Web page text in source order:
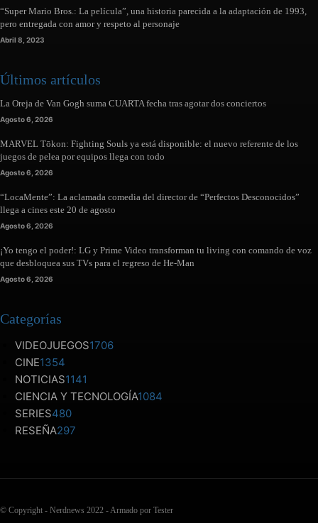
“Super Mario Bros.: La película”, una historia parecida a la adaptación de 1993,
pero entregada con amor y respeto al personaje
Abril 8, 2023
Últimos artículos
La Oreja de Van Gogh suma CUARTA fecha tras agotar dos conciertos
Agosto 6, 2026
MARVEL Tōkon: Fighting Souls ya está disponible: el nuevo referente de los
juegos de pelea por equipos llega con todo
Agosto 6, 2026
“LocaMente”: La aclamada comedia del director de “Perfectos Desconocidos”
llega a cines este 20 de agosto
Agosto 6, 2026
¡Yo tengo el poder!: LG y Prime Video transforman tu living con comando de voz
que desbloquea sus TVs para el regreso de He-Man
Agosto 6, 2026
Categorías
VIDEOJUEGOS1706
CINE1354
NOTICIAS1141
CIENCIA Y TECNOLOGÍA1084
SERIES480
RESEÑA297
© Copyright - Nerdnews 2022 - Armado por Tester